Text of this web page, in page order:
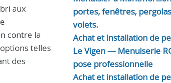
aux
contre la
telles
des
portes, fenêtres,
volets.
Achat et installation de
Le Vigen — Menuiserie
pose professionnelle
Achat et installation de